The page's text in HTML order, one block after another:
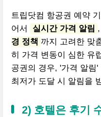
트립닷컴 항공권 예약
어서
실시간 가격 알림 ,
경 정책 까지 고려한 맞
히 가격 변동이 심한 유
공권의 경우, '가격 알림
최저가 도달 시 알림을
2) 호텔은 후기